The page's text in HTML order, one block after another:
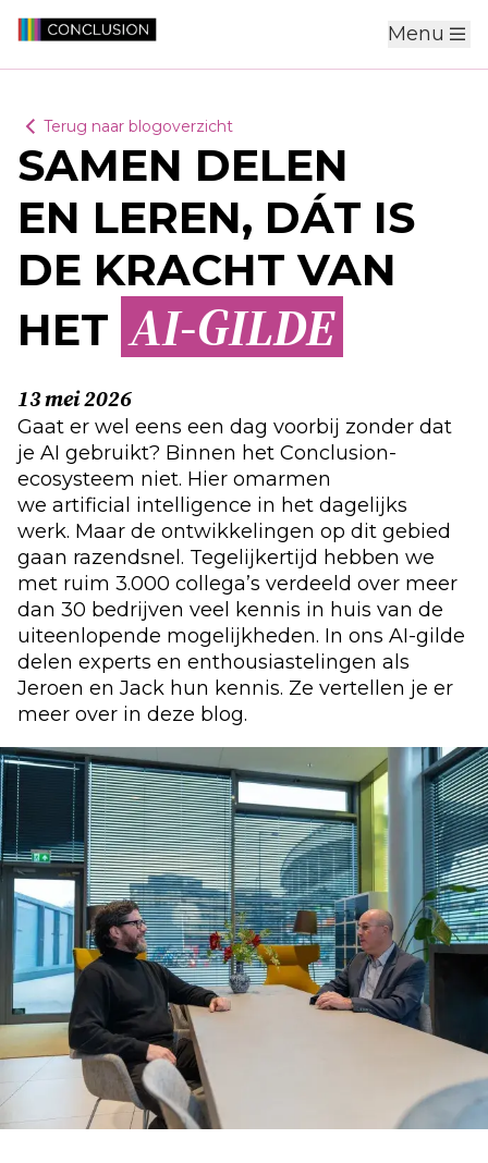
Menu
Terug naar blogoverzicht
SAMEN DELEN
EN LEREN, DÁT IS
DE KRACHT VAN
HET AI-GILDE
13 mei 2026
Gaat er wel eens een dag voorbij zonder dat
je AI gebruikt? Binnen het Conclusion-
ecosysteem niet. Hier omarmen
we artificial intelligence in het dagelijks
werk. Maar de ontwikkelingen op dit gebied
gaan razendsnel. Tegelijkertijd hebben we
met ruim 3.000 collega’s verdeeld over meer
dan 30 bedrijven veel kennis in huis van de
uiteenlopende mogelijkheden. In ons AI-gilde
delen experts en enthousiastelingen als
Jeroen en Jack hun kennis. Ze vertellen je er
meer over in deze blog.